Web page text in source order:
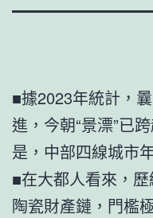
■據2023年統計，
進，今朝“景漂”已
是，中部四線城市
■在大都人看來，
陶瓷財產鏈，門檻